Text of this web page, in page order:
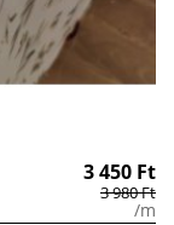
3 450 Ft
3 980Ft
/m